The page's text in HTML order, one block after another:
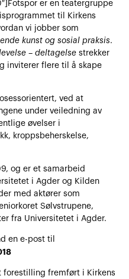
er en teatergruppe
til Kirkens
vi jobber som
kunst og sosial praksis.
– deltagelsestrekker
inviterer flere til å skape
ved at
under veiledning av
øvelser i
kroppsbeherskelse,
og er et samarbeid
i Agder og Kilden
med aktører som
Sølvstrupene,
fra Universitetet i Agder.
en e-post til
forestilling fremført i Kirkens